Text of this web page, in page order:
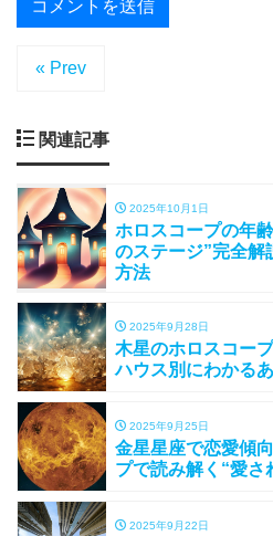
« Prev
関連記事
2025年10月1日
ホロスコープの年
のステージ”完全解
方法
2025年9月28日
木星のホロスコー
ハウス別にわかる
2025年9月25日
金星星座で恋愛傾
プで読み解く“愛さ
2025年9月22日